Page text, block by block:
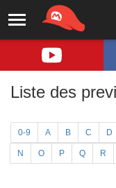
Liste des
0-9 A B C D
N O P Q R